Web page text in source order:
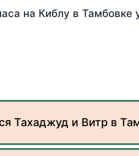
на Киблу в
Тахаджуд и Витр в